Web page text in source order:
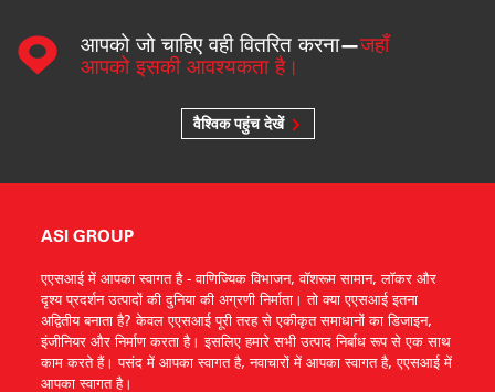
आपको जो चाहिए वही वितरित करना—जहाँ
आपको इसकी आवश्यकता है।
वैश्विक पहुंच देखें
ASI GROUP
एएसआई में आपका स्वागत है - वाणिज्यिक विभाजन, वॉशरूम सामान, लॉकर और
दृश्य प्रदर्शन उत्पादों की दुनिया की अग्रणी निर्माता। तो क्या एएसआई इतना
अद्वितीय बनाता है? केवल एएसआई पूरी तरह से एकीकृत समाधानों का डिजाइन,
इंजीनियर और निर्माण करता है। इसलिए हमारे सभी उत्पाद निर्बाध रूप से एक साथ
काम करते हैं। पसंद में आपका स्वागत है, नवाचारों में आपका स्वागत है, एएसआई में
आपका स्वागत है।